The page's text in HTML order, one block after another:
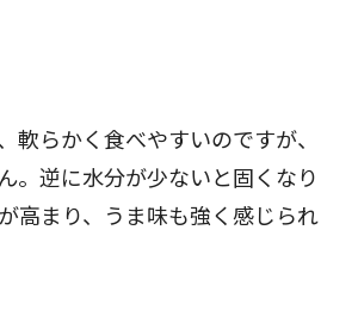
軟らかく食べやすいのですが、
。逆に水分が少ないと固くなり
高まり、うま味も強く感じられ